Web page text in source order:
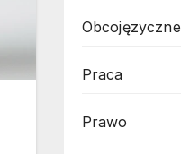
Obcojęzyczne
Praca
Prawo